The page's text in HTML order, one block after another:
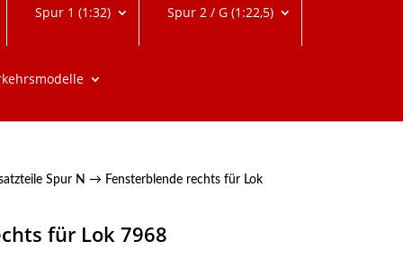
Spur 1 (1:32) Spur 2 / G (1:22,5)
Spur N → Fensterblende rechts für Lok
für Lok 7968